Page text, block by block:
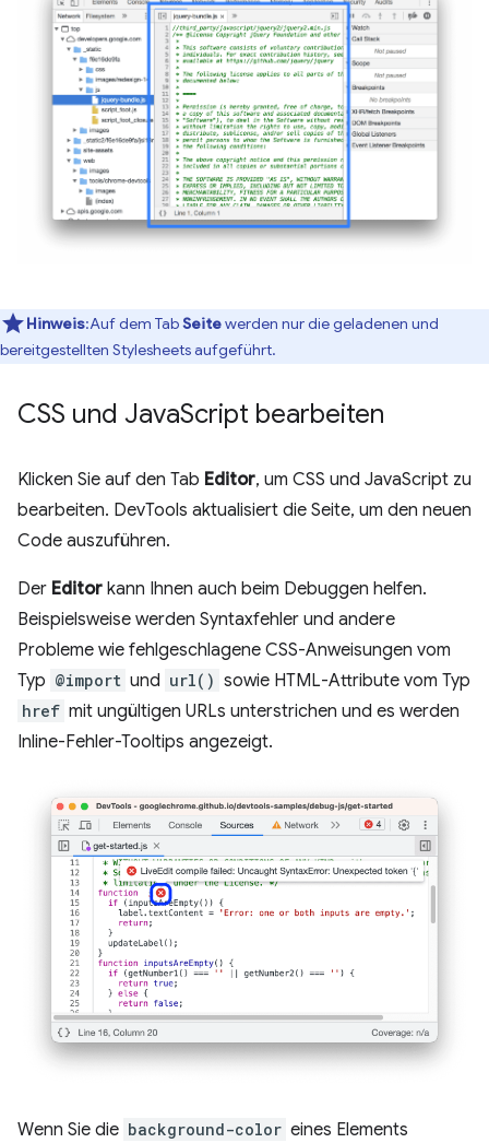
Hinweis:Auf dem TabSeitewerden nur die geladenen und
bereitgestellten Stylesheets aufgeführt.
CSS und JavaScript bearbeiten
Klicken Sie auf den Tab Editor, um CSS und JavaScript zu
bearbeiten. DevTools aktualisiert die Seite, um den neuen
Code auszuführen.
Der Editor kann Ihnen auch beim Debuggen helfen.
Beispielsweise werden Syntaxfehler und andere
Probleme wie fehlgeschlagene CSS-Anweisungen vom
Typ @import und url() sowie HTML-Attribute vom Typ
href mit ungültigen URLs unterstrichen und es werden
Inline-Fehler-Tooltips angezeigt.
Wenn Sie die background-color eines Elements